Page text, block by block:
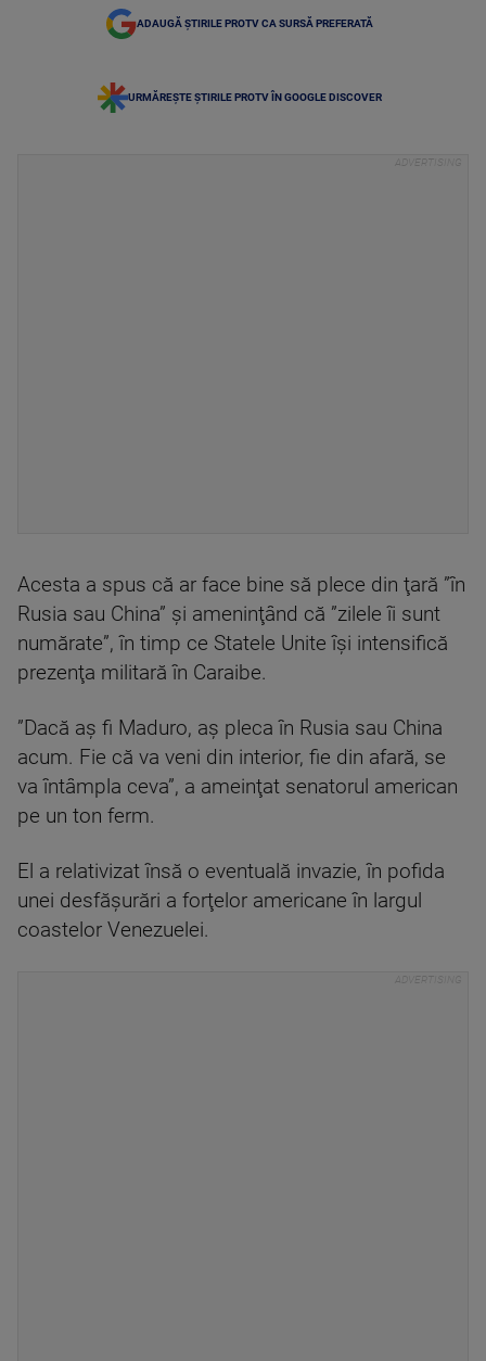
ADAUGĂ ȘTIRILE PROTV CA SURSĂ PREFERATĂ
URMĂREȘTE ȘTIRILE PROTV ÎN GOOGLE DISCOVER
Acesta a spus că ar face bine să plece din ţară ”în
Rusia sau China” şi ameninţând că ”zilele îi sunt
numărate”, în timp ce Statele Unite îşi intensifică
prezenţa militară în Caraibe.
”Dacă aş fi Maduro, aş pleca în Rusia sau China
acum. Fie că va veni din interior, fie din afară, se
va întâmpla ceva”, a ameinţat senatorul american
pe un ton ferm.
El a relativizat însă o eventuală invazie, în pofida
unei desfăşurări a forţelor americane în largul
coastelor Venezuelei.